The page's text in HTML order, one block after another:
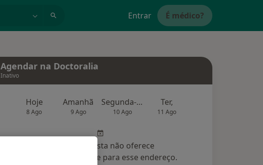
Entrar É médico?
Agendar na Doctoralia
Inativo
Hoje
8 Ago
Amanhã
9 Ago
Segunda-feira
10 Ago
Ter,
11 Ago
Esse especialista não oferece
agendamento online para esse endereço.